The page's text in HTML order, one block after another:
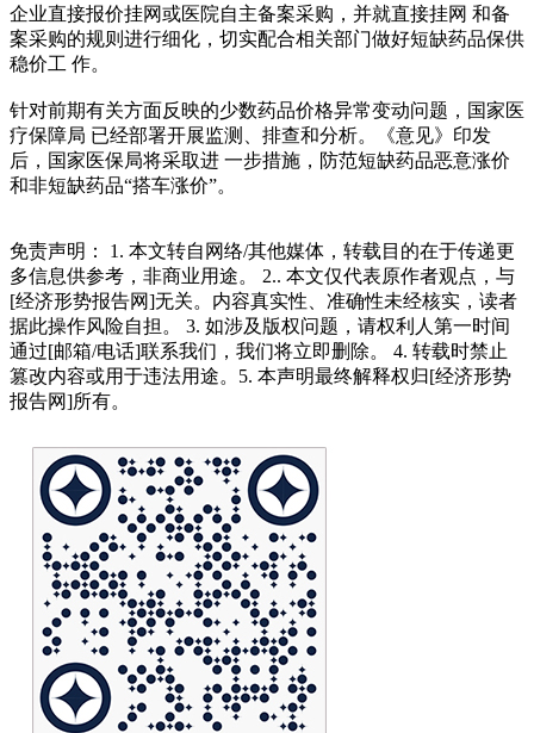
企业直接报价挂网或医院自主备案采购，并就直接挂网 和备
案采购的规则进行细化，切实配合相关部门做好短缺药品保供
稳价工 作。
针对前期有关方面反映的少数药品价格异常变动问题，国家医
疗保障局 已经部署开展监测、排查和分析。《意见》印发
后，国家医保局将采取进 一步措施，防范短缺药品恶意涨价
和非短缺药品“搭车涨价”。
免责声明： 1. 本文转自网络/其他媒体，转载目的在于传递更
多信息供参考，非商业用途。 2.. 本文仅代表原作者观点，与
[经济形势报告网]无关。内容真实性、准确性未经核实，读者
据此操作风险自担。 3. 如涉及版权问题，请权利人第一时间
通过[邮箱/电话]联系我们，我们将立即删除。 4. 转载时禁止
篡改内容或用于违法用途。5. 本声明最终解释权归[经济形势
报告网]所有。